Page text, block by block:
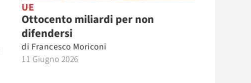
UE
Ottocento miliardi per non
difendersi
di Francesco Moriconi
11 Giugno 2026